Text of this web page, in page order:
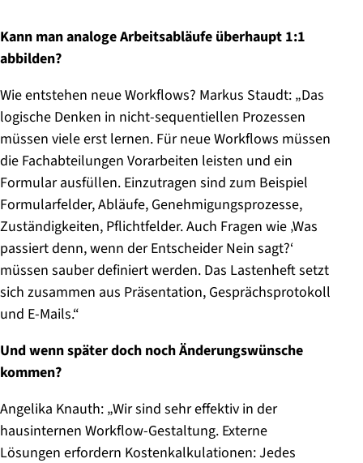
Kann man analoge Arbeitsabläufe überhaupt 1:1
abbilden?
Wie entstehen neue Workflows? Markus Staudt: „Das
logische Denken in nicht-sequentiellen Prozessen
müssen viele erst lernen. Für neue Workflows müssen
die Fachabteilungen Vorarbeiten leisten und ein
Formular ausfüllen. Einzutragen sind zum Beispiel
Formularfelder, Abläufe, Genehmigungsprozesse,
Zuständigkeiten, Pflichtfelder. Auch Fragen wie ‚Was
passiert denn, wenn der Entscheider Nein sagt?‘
müssen sauber definiert werden. Das Lastenheft setzt
sich zusammen aus Präsentation, Gesprächsprotokoll
und E-Mails.“
Und wenn später doch noch Änderungswünsche
kommen?
Angelika Knauth: „Wir sind sehr effektiv in der
hausinternen Workflow-Gestaltung. Externe
Lösungen erfordern Kostenkalkulationen: Jedes